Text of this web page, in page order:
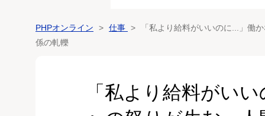
PHPオンライン 仕事
「私より給料がいいのに...」働
係の軋轢
「私より給料がい